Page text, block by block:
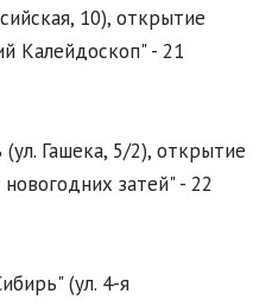
10), открытие
Калейдоскоп" - 21
Гашека, 5/2), открытие
затей" - 22
(ул. 4-я